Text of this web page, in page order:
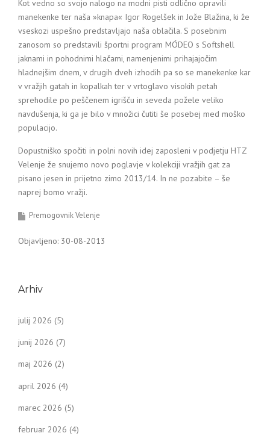
Kot vedno so svojo nalogo na modni pisti odlično opravili
manekenke ter naša »knapa« Igor Rogelšek in Jože Blažina, ki že
vseskozi uspešno predstavljajo naša oblačila. S posebnim
zanosom so predstavili športni program MÓDEO s Softshell
jaknami in pohodnimi hlačami, namenjenimi prihajajočim
hladnejšim dnem, v drugih dveh izhodih pa so se manekenke kar
v vražjih gatah in kopalkah ter v vrtoglavo visokih petah
sprehodile po peščenem igrišču in seveda požele veliko
navdušenja, ki ga je bilo v množici čutiti še posebej med moško
populacijo.
Dopustniško spočiti in polni novih idej zaposleni v podjetju HTZ
Velenje že snujemo novo poglavje v kolekciji vražjih gat za
pisano jesen in prijetno zimo 2013/14. In ne pozabite – še
naprej bomo vražji.
Premogovnik Velenje
Objavljeno: 30-08-2013
Arhiv
julij 2026 (5)
junij 2026 (7)
maj 2026 (2)
april 2026 (4)
marec 2026 (5)
februar 2026 (4)